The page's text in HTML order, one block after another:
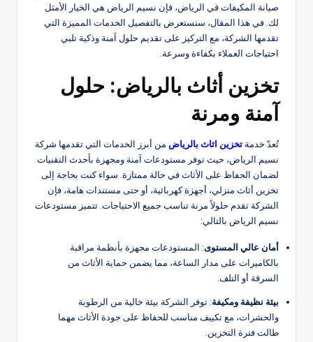
صيانة المكيفات في الرياض، فإن نسيم الرياض هي الخيار الأمثل
لك. في هذا المقال، سنستعرض بالتفصيل الخدمات المميزة التي
تقدمها الشركة، مع التركيز على تقديم حلول آمنة وذكية تلبي
احتياجات العملاء بكفاءة وسرعة.
تخزين أثاث بالرياض: حلول
آمنة ومرنة
تُعدّ خدمة تخزين اثاث بالرياض من أبرز الخدمات التي تقدمها شركة
نسيم الرياض، حيث توفر مستودعات آمنة ومجهزة بأحدث التقنيات
لضمان الحفاظ على الأثاث في حالة ممتازة. سواء كنت بحاجة إلى
تخزين أثاث منزلي، أجهزة كهربائية، أو حتى مستندات هامة، فإن
الشركة تقدم حلولاً مرنة تناسب جميع الاحتياجات. تتميز مستودعات
نسيم الرياض بالتالي:
أمان عالي المستوى: المستودعات مجهزة بأنظمة مراقبة
بالكاميرات على مدار الساعة، مما يضمن حماية الأثاث من
السرقة أو التلف.
بيئة نظيفة ومكيفة: توفر الشركة بيئة خالية من الرطوبة
والحشرات، مع تكييف مناسب للحفاظ على جودة الأثاث مهما
طالت فترة التخزين.